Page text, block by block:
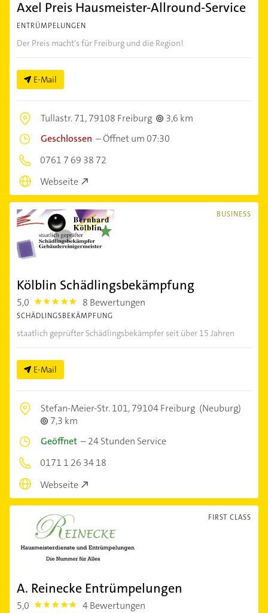
Axel Preis Hausmeister-Allround-Service
ENTRÜMPELUNGEN
Der Preis macht's für Freiburg und die Region!
E-Mail
Tullastr. 71,79108 Freiburg
3,6 km
Geschlossen –Öffnet um 07:30
0761 7 69 38 72
Webseite
BUSINESS
Kölblin Schädlingsbekämpfung
5,0 5.0 8 Bewertungen
SCHÄDLINGSBEKÄMPFUNG
staatlich geprüfter Schädlingsbekämpfer seit über 15 Jahren
E-Mail
Stefan-Meier-Str. 101,79104 Freiburg (Neuburg)
7,3 km
Geöffnet –24 Stunden Service
0171 1 26 34 18
Webseite
FIRST CLASS
A. Reinecke Entrümpelungen
5,0 5.0 4 Bewertungen